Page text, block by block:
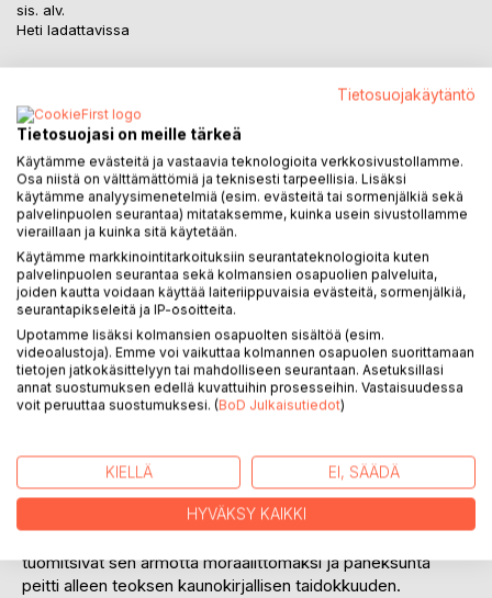
sis. alv.
Heti ladattavissa
Lisää muistilistalle
Arvostele tuote
KUVAUS
havahtumisestaan tiedostamaan naiseutensa,
seksuaalisuutensa ja avioliittonsa uudella tavalla.
tuomitsivat sen armotta moraalittomaksi ja paheksunta
peitti alleen teoksen kaunokirjallisen taidokkuuden.
Tietosuojakäytäntö
Tietosuojasi on meille tärkeä
Käytämme evästeitä ja vastaavia teknologioita verkkosivustollamme.
Osa niistä on välttämättömiä ja teknisesti tarpeellisia. Lisäksi
käytämme analyysimenetelmiä (esim. evästeitä tai sormenjälkiä sekä
palvelinpuolen seurantaa) mitataksemme, kuinka usein sivustollamme
vieraillaan ja kuinka sitä käytetään.
Käytämme markkinointitarkoituksiin seurantateknologioita kuten
palvelinpuolen seurantaa sekä kolmansien osapuolien palveluita,
joiden kautta voidaan käyttää laiteriippuvaisia evästeitä, sormenjälkiä,
seurantapikseleitä ja IP-osoitteita.
Upotamme lisäksi kolmansien osapuolten sisältöä (esim.
videoalustoja). Emme voi vaikuttaa kolmannen osapuolen suorittamaan
tietojen jatkokäsittelyyn tai mahdolliseen seurantaan. Asetuksillasi
annat suostumuksen edellä kuvattuihin prosesseihin. Vastaisuudessa
voit peruuttaa suostumuksesi. (BoD Julkaisutiedot)
KIELLÄ EI, SÄÄDÄ
HYVÄKSY KAIKKI